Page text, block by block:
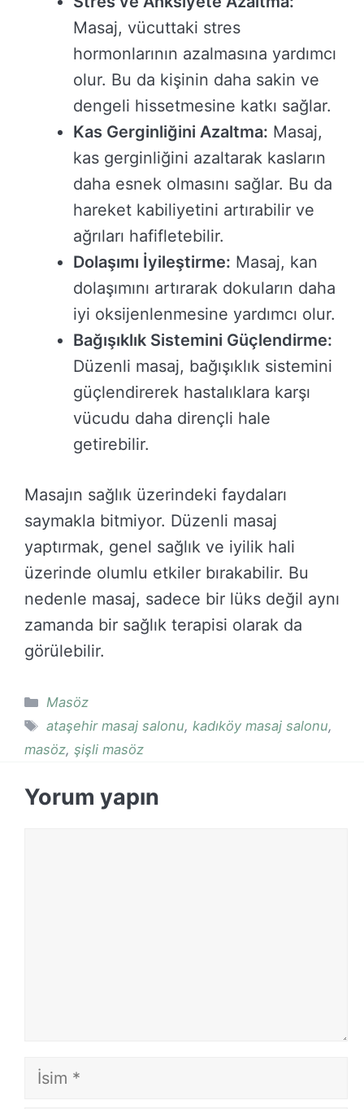
Masaj, vücuttaki stres
hormonlarının azalmasına yardımcı
olur. Bu da kişinin daha sakin ve
dengeli hissetmesine katkı sağlar.
Kas Gerginliğini Azaltma: Masaj,
kas gerginliğini azaltarak kasların
daha esnek olmasını sağlar. Bu da
hareket kabiliyetini artırabilir ve
ağrıları hafifletebilir.
Dolaşımı İyileştirme: Masaj, kan
dolaşımını artırarak dokuların daha
iyi oksijenlenmesine yardımcı olur.
Bağışıklık Sistemini Güçlendirme:
Düzenli masaj, bağışıklık sistemini
güçlendirerek hastalıklara karşı
vücudu daha dirençli hale
getirebilir.
Masajın sağlık üzerindeki faydaları
saymakla bitmiyor. Düzenli masaj
yaptırmak, genel sağlık ve iyilik hali
üzerinde olumlu etkiler bırakabilir. Bu
nedenle masaj, sadece bir lüks değil aynı
zamanda bir sağlık terapisi olarak da
görülebilir.
Kategoriler
Masöz
Etiketler
ataşehir masaj salonu, kadıköy masaj salonu,
masöz, şişli masöz
Yorum yapın
İsim